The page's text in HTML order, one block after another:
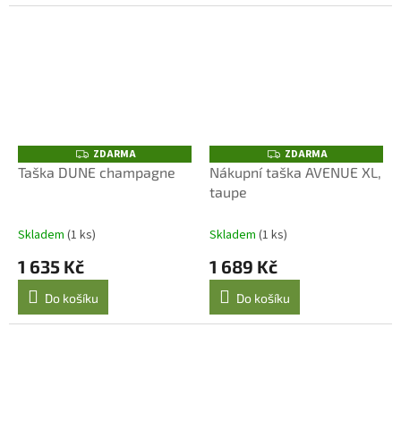
Z
D
A
ZDARMA
Taška DUNE champagne
Skladem (1 ks)
1 635 Kč
Do košíku
Z
D
A
ZDARMA
Nákupní taška AVENUE XL,
taupe
Skladem (1 ks)
1 689 Kč
Do košíku